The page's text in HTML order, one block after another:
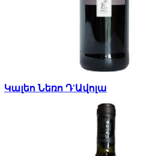
Կալեո Նեռո Դ'Ավոլա